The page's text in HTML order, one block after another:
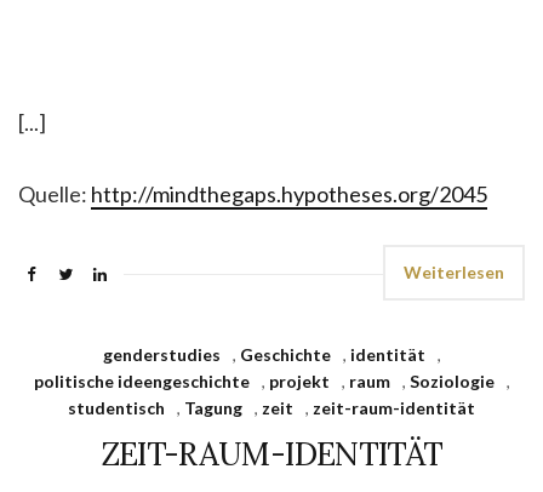
[...]
Quelle: http://mindthegaps.hypotheses.org/2045
Weiterlesen
genderstudies , Geschichte , identität
,
politische ideengeschichte
, projekt , raum , Soziologie
,
studentisch
, Tagung , zeit , zeit-raum-identität
ZEIT-RAUM-IDENTITÄT